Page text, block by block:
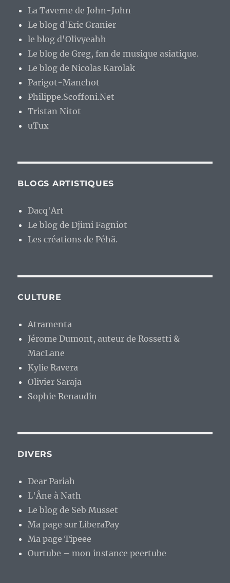
La Taverne de John-John
Le blog d'Eric Granier
le blog d'Olivyeahh
Le blog de Greg, fan de musique asiatique.
Le blog de Nicolas Karolak
Parigot-Manchot
Philippe.Scoffoni.Net
Tristan Nitot
uTux
BLOGS ARTISTIQUES
Dacq'Art
Le blog de Djimi Fagniot
Les créations de Péhä.
CULTURE
Atramenta
Jérome Dumont, auteur de Rossetti &
MacLane
Kylie Ravera
Olivier Saraja
Sophie Renaudin
DIVERS
Dear Pariah
L'Âne à Nath
Le blog de Seb Musset
Ma page sur LiberaPay
Ma page Tipeee
Ourtube – mon instance peertube